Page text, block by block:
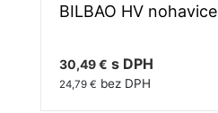
BILBAO HV nohavice
30,49 € s DPH
24,79 € bez DPH